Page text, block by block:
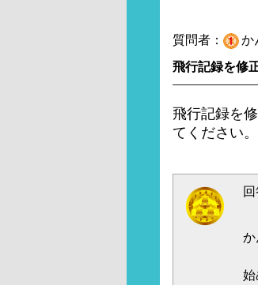
質問者：
か
飛行記録を修
飛行記録を
てください。
回
か
始